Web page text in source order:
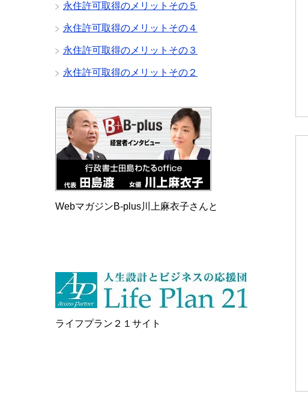
永住許可取得のメリットその５
永住許可取得のメリットその４
永住許可取得のメリットその３
永住許可取得のメリットその２
WebマガジンB-plus川上麻衣子さんと
ライフプラン２１サイト